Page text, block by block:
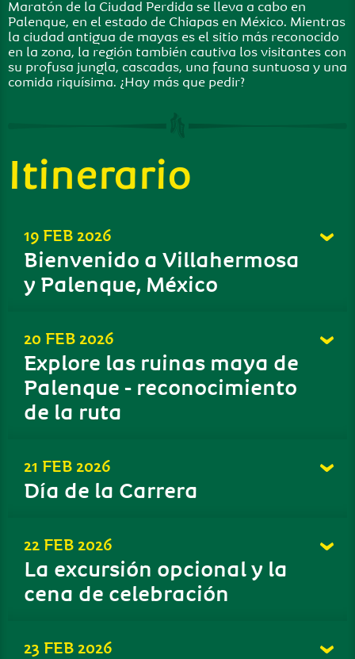
Maratón de la Ciudad Perdida se lleva a cabo en
Palenque, en el estado de Chiapas en México. Mientras
la ciudad antigua de mayas es el sitio más reconocido
en la zona, la región también cautiva los visitantes con
su profusa jungla, cascadas, una fauna suntuosa y una
comida riquísima. ¿Hay más que pedir?
Itinerario
19 FEB 2026
Bienvenido a Villahermosa
y Palenque, México
20 FEB 2026
Explore las ruinas maya de
Palenque - reconocimiento
de la ruta
21 FEB 2026
Día de la Carrera
22 FEB 2026
La excursión opcional y la
cena de celebración
23 FEB 2026